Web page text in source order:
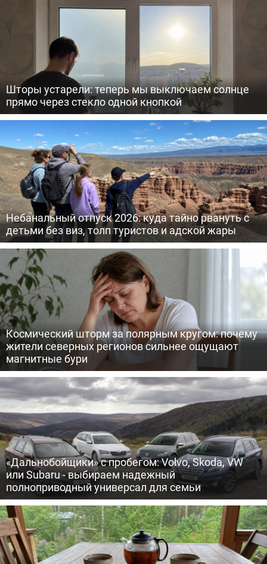
Шторы устарели: теперь мы выключаем солнце
прямо через стекло одной кнопкой
Небанальный отпуск 2026: куда тайно рвануть с
детьми без виз, толп туристов и адской жары
Космический шторм за полярным кругом: почему
жители северных регионов сильнее ощущают
магнитные бури
«Дальнобойщики» с пробегом: Volvo, Skoda, VW
или Subaru - выбираем надежный
полноприводный универсал для семьи